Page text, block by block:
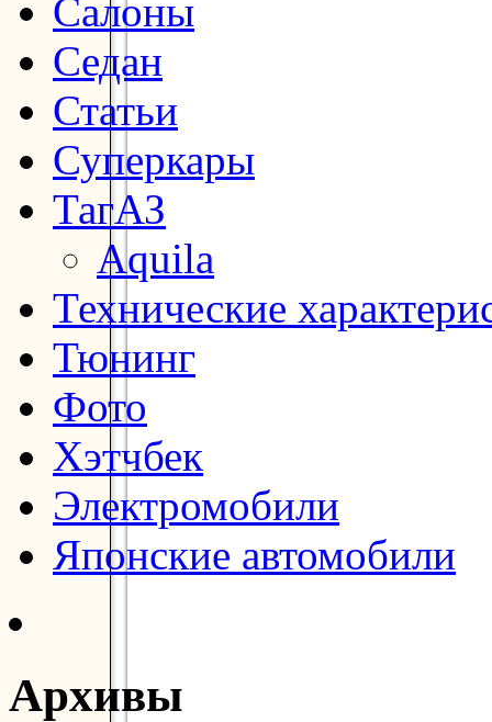
Салоны
Седан
Статьи
Суперкары
ТагАЗ
Aquila
Технические
Тюнинг
Фото
Хэтчбек
Электромобили
Японские автомобили
Архивы